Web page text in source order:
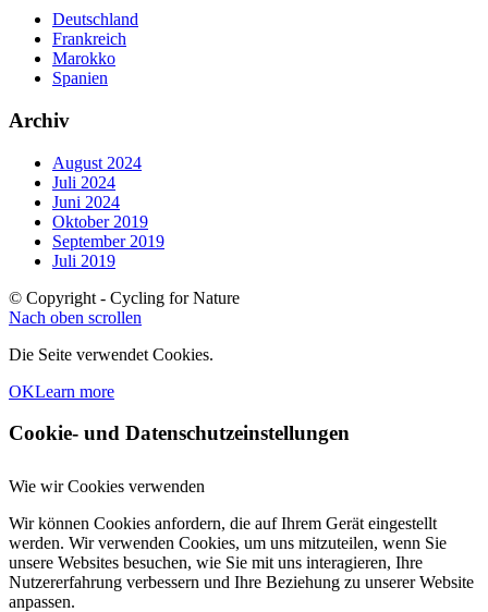
Deutschland
Frankreich
Marokko
Spanien
Archiv
August 2024
Juli 2024
Juni 2024
Oktober 2019
September 2019
Juli 2019
© Copyright - Cycling for Nature
Nach oben scrollen
Die Seite verwendet Cookies.
OKLearn more
Cookie- und Datenschutzeinstellungen
Wie wir Cookies verwenden
Wir können Cookies anfordern, die auf Ihrem Gerät eingestellt
werden. Wir verwenden Cookies, um uns mitzuteilen, wenn Sie
unsere Websites besuchen, wie Sie mit uns interagieren, Ihre
Nutzererfahrung verbessern und Ihre Beziehung zu unserer Website
anpassen.